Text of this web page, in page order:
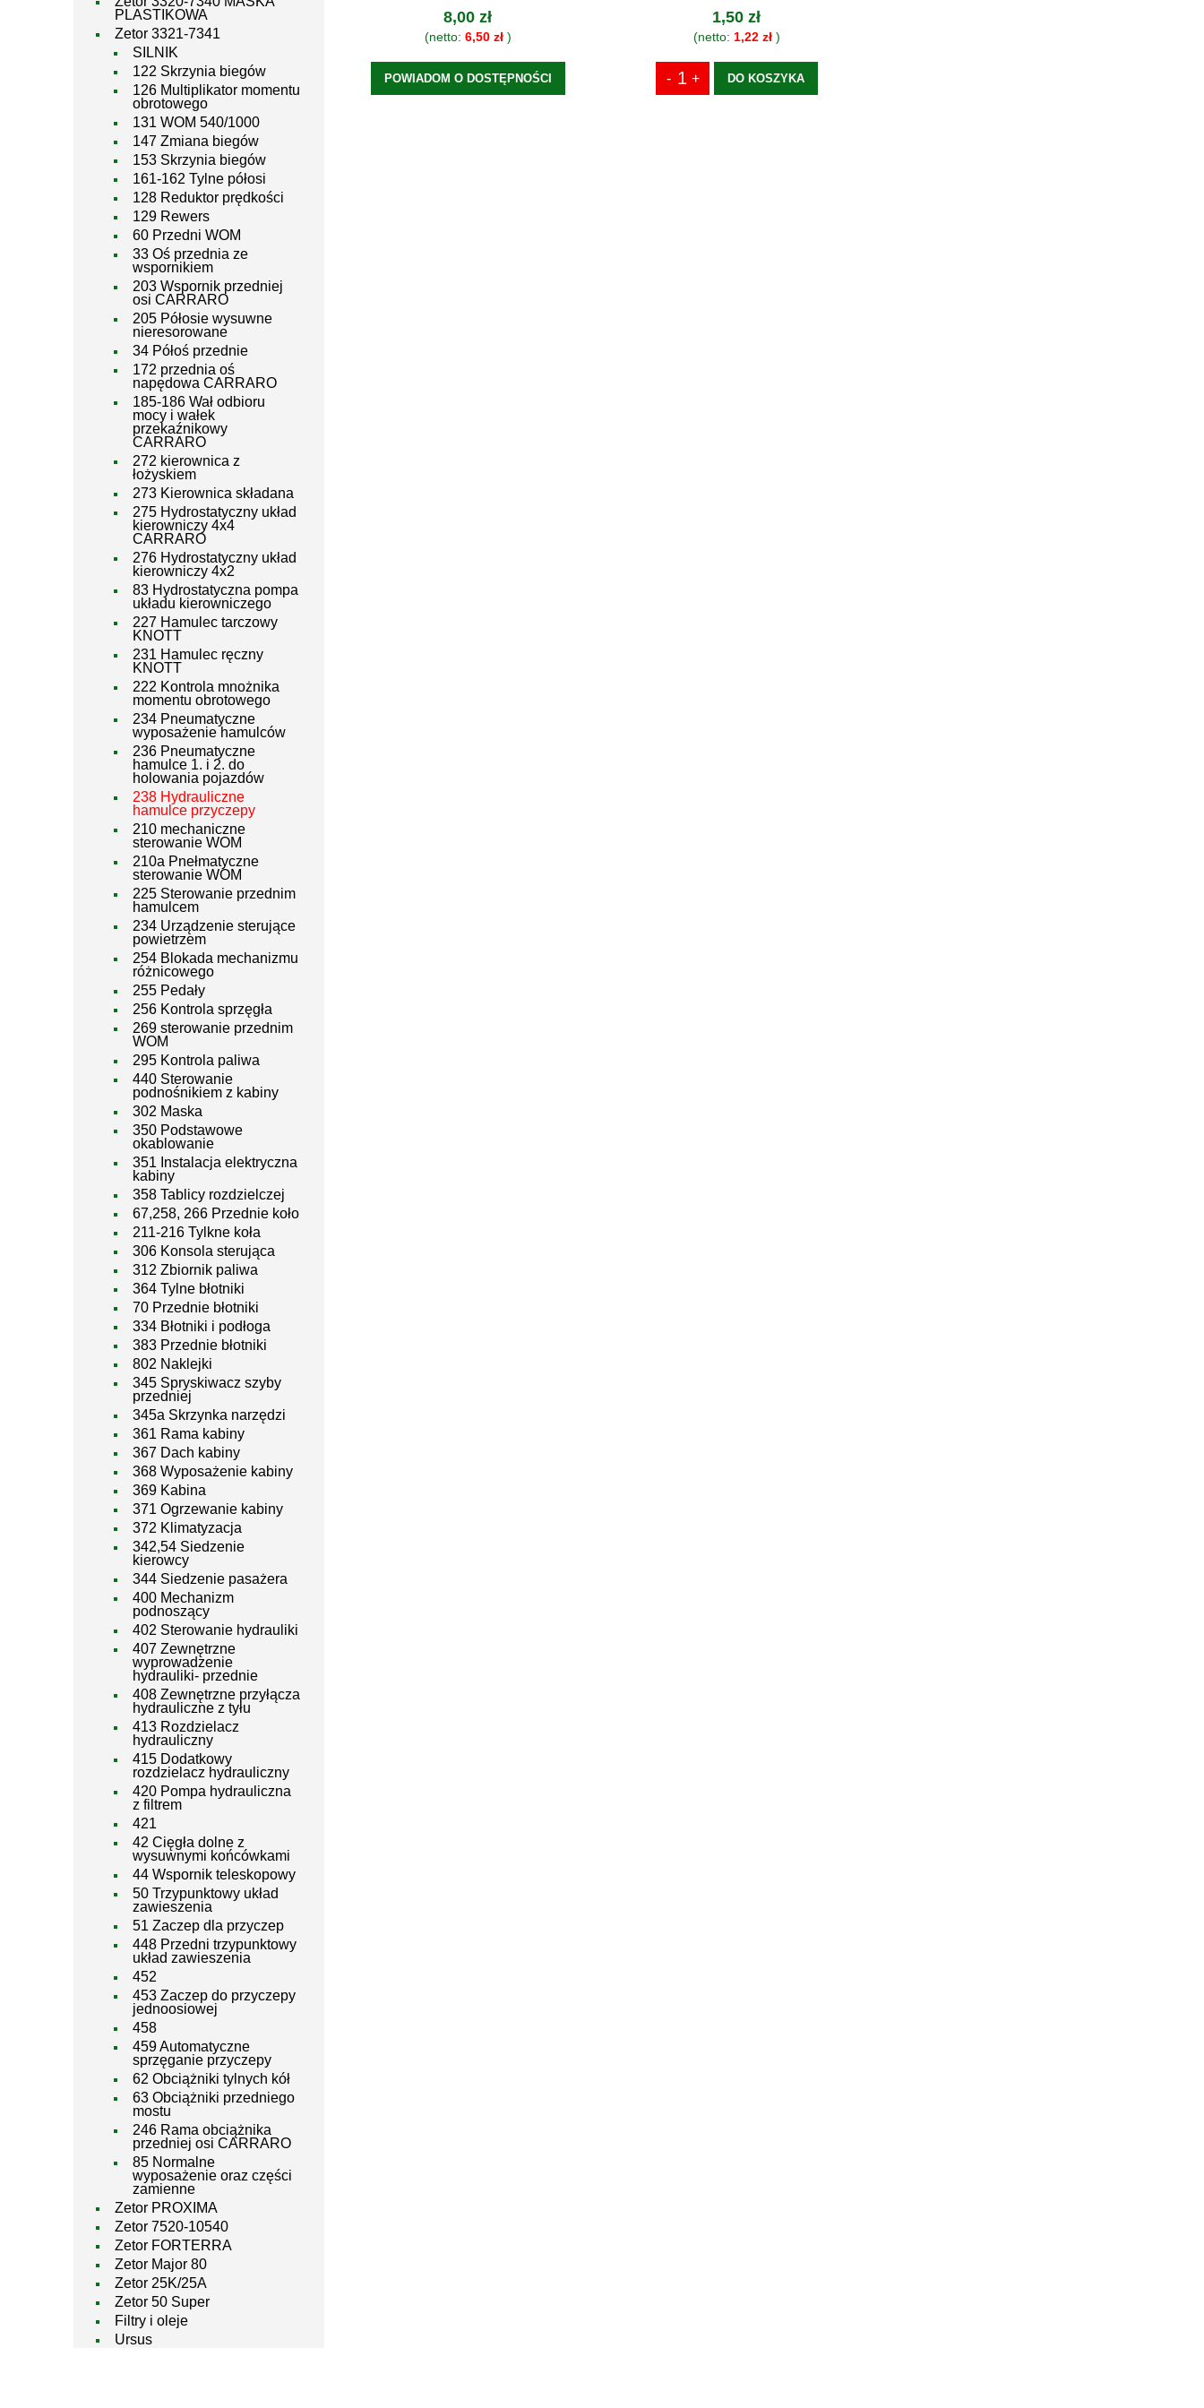
PLASTIKOWA
Zetor 3321-7341
SILNIK
122 Skrzynia biegów
126 Multiplikator momentu
obrotowego
131 WOM 540/1000
147 Zmiana biegów
153 Skrzynia biegów
161-162 Tylne półosi
128 Reduktor prędkości
129 Rewers
60 Przedni WOM
33 Oś przednia ze
wspornikiem
203 Wspornik przedniej
osi CARRARO
205 Półosie wysuwne
nieresorowane
34 Półoś przednie
172 przednia oś
napędowa CARRARO
185-186 Wał odbioru
mocy i wałek
przekaźnikowy
CARRARO
272 kierownica z
łożyskiem
273 Kierownica składana
275 Hydrostatyczny układ
kierowniczy 4x4
CARRARO
276 Hydrostatyczny układ
kierowniczy 4x2
83 Hydrostatyczna pompa
układu kierowniczego
227 Hamulec tarczowy
KNOTT
231 Hamulec ręczny
KNOTT
222 Kontrola mnożnika
momentu obrotowego
234 Pneumatyczne
wyposażenie hamulców
236 Pneumatyczne
hamulce 1. i 2. do
holowania pojazdów
238 Hydrauliczne
hamulce przyczepy
210 mechaniczne
sterowanie WOM
210a Pnełmatyczne
sterowanie WOM
225 Sterowanie przednim
hamulcem
234 Urządzenie sterujące
powietrzem
254 Blokada mechanizmu
różnicowego
255 Pedały
256 Kontrola sprzęgła
269 sterowanie przednim
WOM
295 Kontrola paliwa
440 Sterowanie
podnośnikiem z kabiny
302 Maska
350 Podstawowe
okablowanie
351 Instalacja elektryczna
kabiny
358 Tablicy rozdzielczej
67,258, 266 Przednie koło
211-216 Tylkne koła
306 Konsola sterująca
312 Zbiornik paliwa
364 Tylne błotniki
70 Przednie błotniki
334 Błotniki i podłoga
383 Przednie błotniki
802 Naklejki
345 Spryskiwacz szyby
przedniej
345a Skrzynka narzędzi
361 Rama kabiny
367 Dach kabiny
368 Wyposażenie kabiny
369 Kabina
371 Ogrzewanie kabiny
372 Klimatyzacja
342,54 Siedzenie
kierowcy
344 Siedzenie pasażera
400 Mechanizm
podnoszący
402 Sterowanie hydrauliki
407 Zewnętrzne
wyprowadzenie
hydrauliki- przednie
408 Zewnętrzne przyłącza
hydrauliczne z tyłu
413 Rozdzielacz
hydrauliczny
415 Dodatkowy
rozdzielacz hydrauliczny
420 Pompa hydrauliczna
z filtrem
421
42 Cięgła dolne z
wysuwnymi końcówkami
44 Wspornik teleskopowy
50 Trzypunktowy układ
zawieszenia
51 Zaczep dla przyczep
448 Przedni trzypunktowy
układ zawieszenia
452
453 Zaczep do przyczepy
jednoosiowej
458
459 Automatyczne
sprzęganie przyczepy
62 Obciążniki tylnych kół
63 Obciążniki przedniego
mostu
246 Rama obciążnika
przedniej osi CARRARO
85 Normalne
wyposażenie oraz części
zamienne
Zetor PROXIMA
Zetor 7520-10540
Zetor FORTERRA
Zetor Major 80
Zetor 25K/25A
Zetor 50 Super
Filtry i oleje
Ursus
8,00 zł
(netto: 6,50 zł)
POWIADOM O DOSTĘPNOŚCI
1,50 zł
(netto: 1,22 zł)
DO KOSZYKA